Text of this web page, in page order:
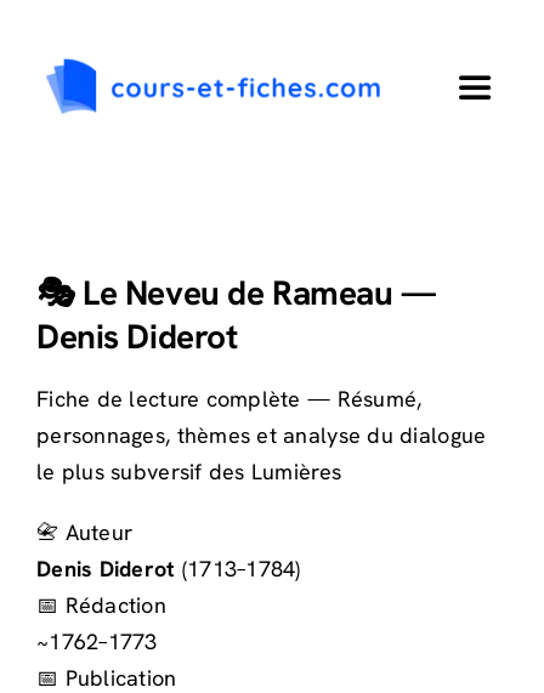
contenu
Toggle
Collège
🎭 Le Neveu de Rameau —
Denis Diderot
Fiche de lecture complète — Résumé,
personnages, thèmes et analyse du dialogue
le plus subversif des Lumières
📇 Auteur
Denis Diderot (1713–1784)
📅 Rédaction
~1762–1773
📅 Publication